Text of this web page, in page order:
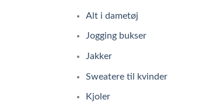
Alt i dametøj
Jogging bukser
Jakker
Sweatere til kvinder
Kjoler